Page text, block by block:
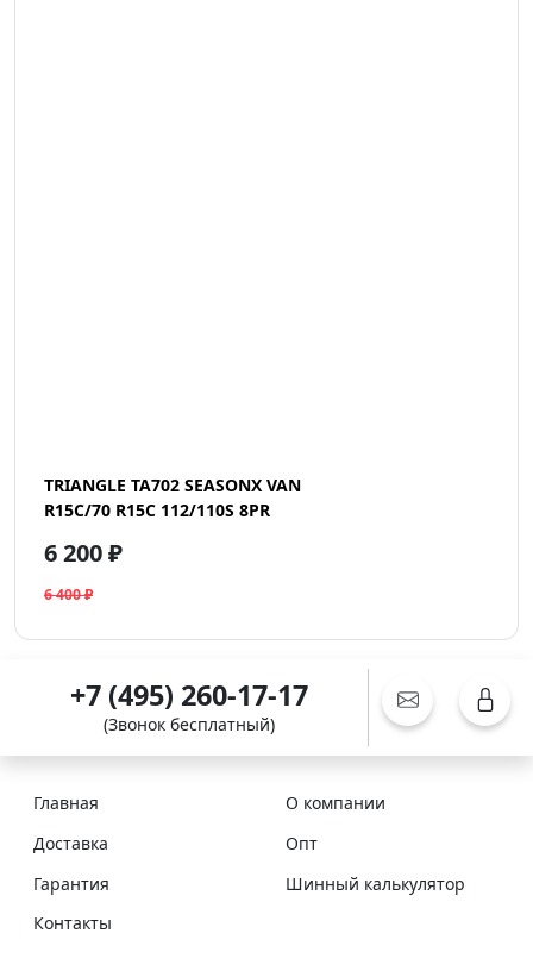
TRIANGLE TA702 SEASONX VAN
R15C/70 R15C 112/110S 8PR
6 200 ₽
6 400 ₽
+7 (495) 260-17-17
(Звонок бесплатный)
Главная
О компании
Доставка
Опт
Гарантия
Шинный калькулятор
Контакты